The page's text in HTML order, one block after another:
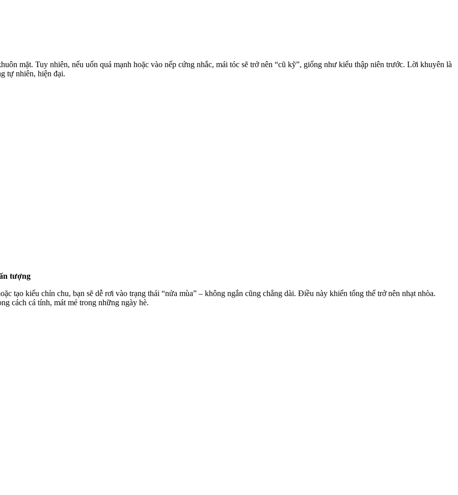
mặt. Tuy nhiên, nếu uốn quá mạnh hoặc vào nếp cứng nhắc, mái tóc sẽ trở nên “cũ kỹ”, giống như kiểu thập niên trước. Lời khuyên là
tự nhiên, hiện đại.
tượng
tạo kiểu chỉn chu, bạn sẽ dễ rơi vào trạng thái “nửa mùa” – không ngắn cũng chẳng dài. Điều này khiến tổng thể trở nên nhạt nhòa.
cách cá tính, mát mẻ trong những ngày hè.